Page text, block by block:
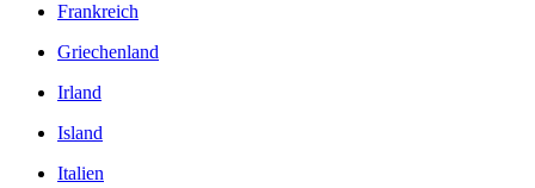
Frankreich
Griechenland
Irland
Island
Italien